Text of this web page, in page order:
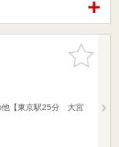
お気に入
りに追加
他【東京駅25分 大宮